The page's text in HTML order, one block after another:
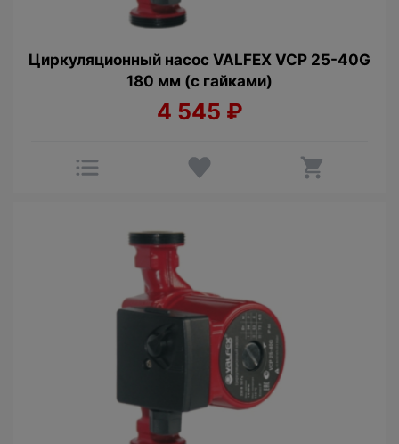
Циркуляционный насос VALFEX VCP 25-40G
180 мм (с гайками)
4 545 ₽